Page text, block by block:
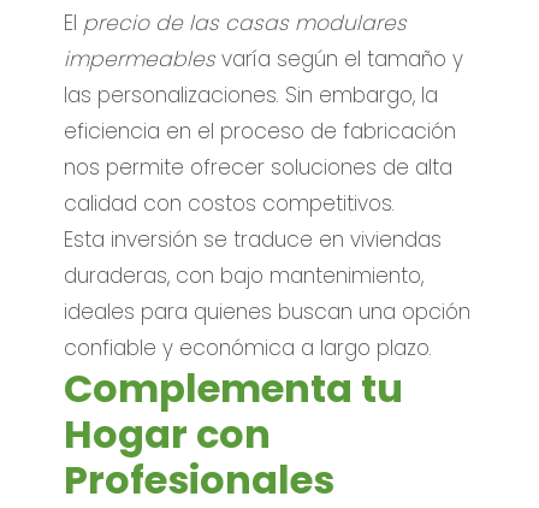
El precio de las casas modulares
impermeablesvaría según el tamaño y
las personalizaciones. Sin embargo, la
eficiencia en el proceso de fabricación
nos permite ofrecer soluciones de alta
calidad con costos competitivos.
Esta inversión se traduce en viviendas
duraderas, con bajo mantenimiento,
ideales para quienes buscan una opción
confiable y económica a largo plazo.
Complementa tu
Hogar con
Profesionales